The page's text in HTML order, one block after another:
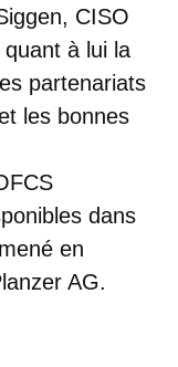
CISO
à lui la
partenariats
les bonnes
dans
en
AG.